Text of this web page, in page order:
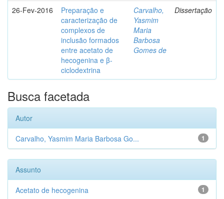
26-Fev-2016
Preparação e
caracterização de
complexos de
inclusão formados
entre acetato de
hecogenina e β-
ciclodextrina
Carvalho,
Yasmim
Maria
Barbosa
Gomes de
Dissertação
Busca facetada
Autor
1
Carvalho, Yasmim Maria Barbosa Go...
Assunto
1
Acetato de hecogenina